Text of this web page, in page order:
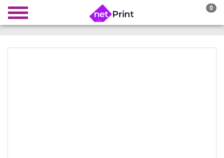
0